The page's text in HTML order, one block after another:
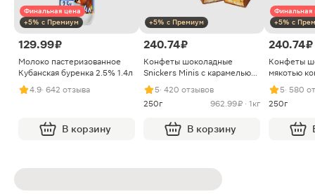
Финальная цена
+5% с Премиум
129.99 ₽
Молоко пастеризованное
Кубанская буренка 2.5% 1.4л
4.9· 642 отзыва
В корзину
+5% с Премиум
240.74 ₽
Конфеты шоколадные
Snickers Minis с карамелью
арахисом и нугой
5· 420 отзывов
250г
962.99 ₽ · 1кг
В корзину
Финальная
+5% с
240.74 ₽
Конфеты
мякотью
5· 580
250г